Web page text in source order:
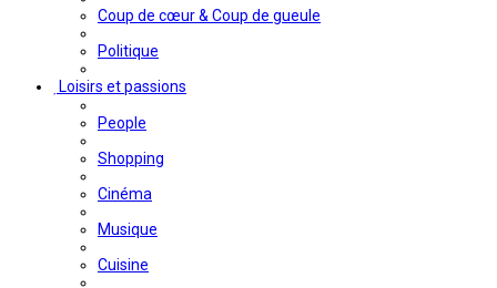
Coup de cœur & Coup de gueule
Politique
Loisirs et passions
People
Shopping
Cinéma
Musique
Cuisine